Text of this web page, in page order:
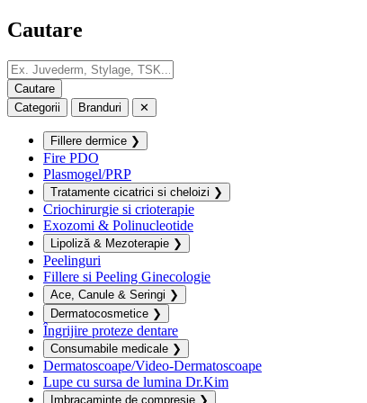
Cautare
Categorii Branduri ✕
Fillere dermice ❯
Fire PDO
Plasmogel/PRP
Tratamente cicatrici si cheloizi ❯
Criochirurgie si crioterapie
Exozomi & Polinucleotide
Lipoliză & Mezoterapie ❯
Peelinguri
Fillere si Peeling Ginecologie
Ace, Canule & Seringi ❯
Dermatocosmetice ❯
Îngrijire proteze dentare
Consumabile medicale ❯
Dermatoscoape/Video-Dermatoscoape
Lupe cu sursa de lumina Dr.Kim
Imbracaminte de compresie ❯